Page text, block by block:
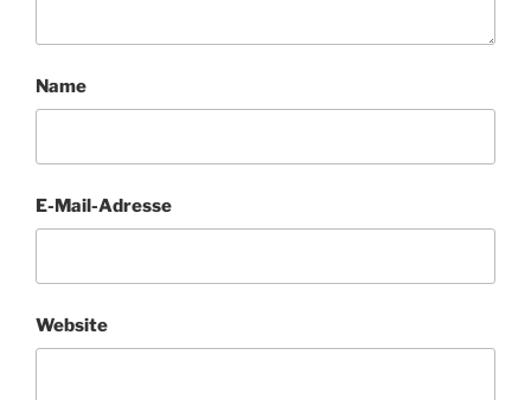
Name
E-Mail-Adresse
Website